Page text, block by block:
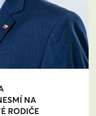
NA
RODIČE